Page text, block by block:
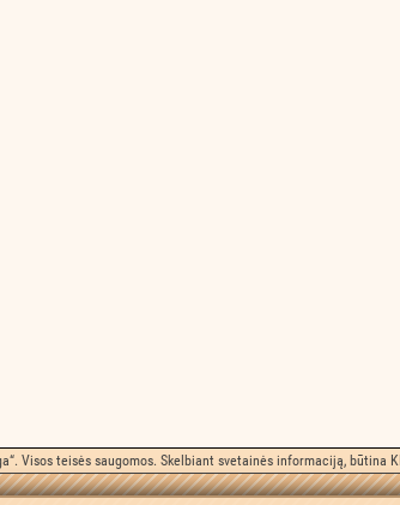
Visos teisės saugomos. Skelbiant svetainės informaciją, būtina